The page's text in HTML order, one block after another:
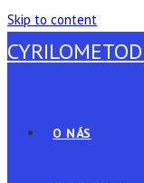
Skip to content
O NÁS